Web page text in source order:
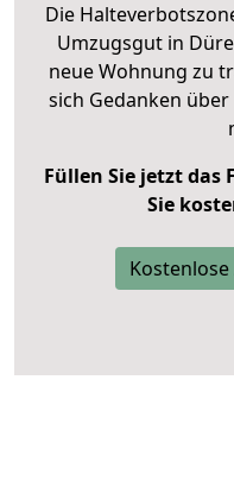
Die
Umzugsgut in
neue Wohnung zu
sich Gedanken
Füllen Sie jetzt
Sie